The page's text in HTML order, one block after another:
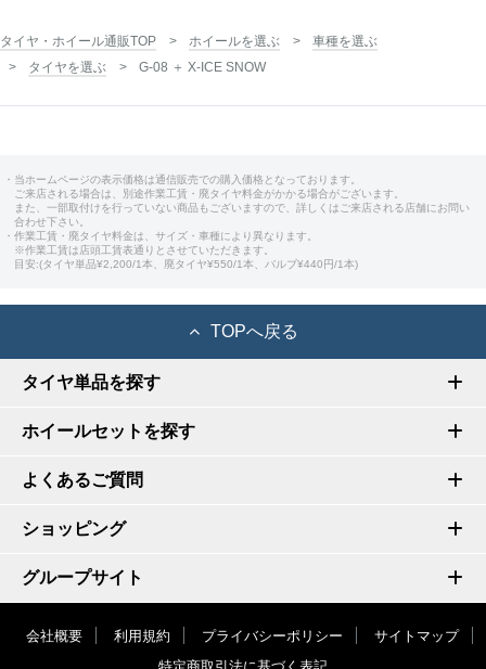
タイヤ・ホイール通販TOP ホイールを選ぶ
車種を選ぶ
タイヤを選ぶ
G-08 ＋ X-ICE SNOW
・当ホームページの表示価格は通信販売での購入価格となっております。
ご来店される場合は、別途作業工賃・廃タイヤ料金がかかる場合がございます。
また、一部取付けを行っていない商品もございますので、詳しくはご来店される店舗にお問い
合わせ下さい。
・作業工賃・廃タイヤ料金は、サイズ・車種により異なります。
※作業工賃は店頭工賃表通りとさせていただきます。
目安:(タイヤ単品¥2,200/1本、廃タイヤ¥550/1本、バルブ¥440円/1本)
TOPへ戻る
タイヤ単品を探す
ホイールセットを探す
よくあるご質問
ショッピング
グループサイト
会社概要 利用規約 プライバシーポリシー
サイトマップ